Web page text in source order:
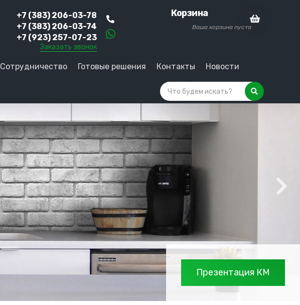
+7 (383) 206-03-78
+7 (383) 206-03-74
+7 (923) 257-07-23
Заказать звонок
Корзина
Ваша корзина пуста
Сотрудничество Готовые решения Контакты Новости
Презентация КМ